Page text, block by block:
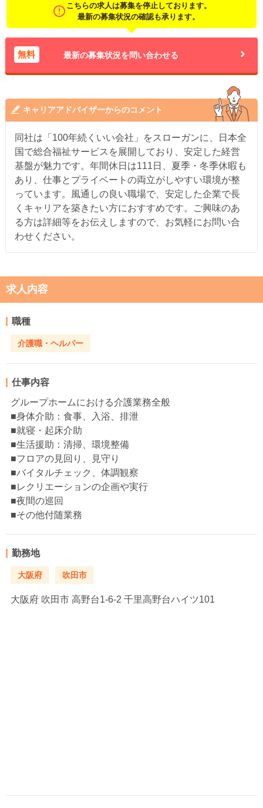
こちらの求人は募集を停止しております。
最新の募集状況の確認も承ります。
無料 最新の募集状況を問い合わせる
キャリアアドバイザーからのコメント
同社は「100年続くいい会社」をスローガンに、日本全
国で総合福祉サービスを展開しており、安定した経営
基盤が魅力です。年間休日は111日、夏季・冬季休暇も
あり、仕事とプライベートの両立がしやすい環境が整
っています。風通しの良い職場で、安定した企業で長
くキャリアを築きたい方におすすめです。ご興味のあ
る方は詳細等をお伝えしますので、お気軽にお問い合
わせください。
求人内容
職種
介護職・ヘルパー
仕事内容
グループホームにおける介護業務全般
■身体介助：食事、入浴、排泄
■就寝・起床介助
■生活援助：清掃、環境整備
■フロアの見回り、見守り
■バイタルチェック、体調観察
■レクリエーションの企画や実行
■夜間の巡回
■その他付随業務
勤務地
大阪府 吹田市
大阪府 吹田市 高野台1-6-2 千里高野台ハイツ101